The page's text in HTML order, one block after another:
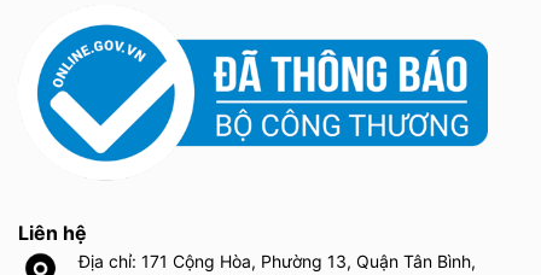
Liên hệ
Địa chỉ: 171 Cộng Hòa, Phường 13, Quận Tân Bình,